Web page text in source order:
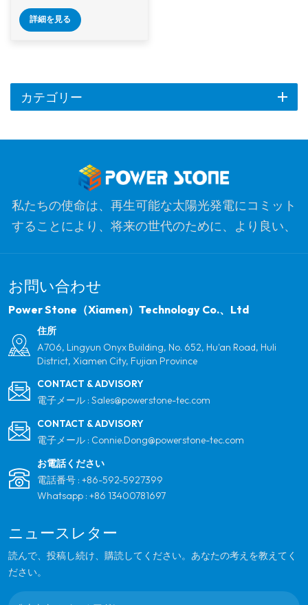
ンド取り付けシステム
は、農業環境における
ーションです。耐久性
が高く、効率的なイン
頼性を提供し、農業業
合を確保します。
詳細を見る
カテゴリー
私たちの使命は、再生可能な太陽光発電にコミット
することにより、将来の世代のために、より良い、
り、品質、プロフェッショナリズム、イノベーショ
ンのための最も信頼できるグローバルパートナーに
お問い合わせ
Power Stone（Xiamen）Technology Co.、Ltd
住所
A706, Lingyun Onyx Building, No. 652, Hu'an Road, Huli
District, Xiamen City, Fujian Province
CONTACT & ADVISORY
電子メール : Sales@powerstone-tec.com
CONTACT & ADVISORY
電子メール : Connie.Dong@powerstone-tec.com
お電話ください
電話番号 : +86-592-5927399
Whatsapp : +86 13400781697
ニュースレター
読んで、投稿し続け、購読してください。あなたの考えを教えてく
ださい。